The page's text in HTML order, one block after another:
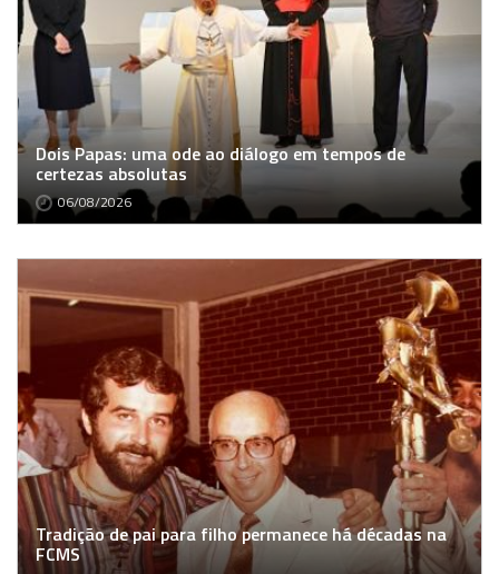
Dois Papas: uma ode ao diálogo em tempos de
certezas absolutas
06/08/2026
Tradição de pai para filho permanece há décadas na
FCMS